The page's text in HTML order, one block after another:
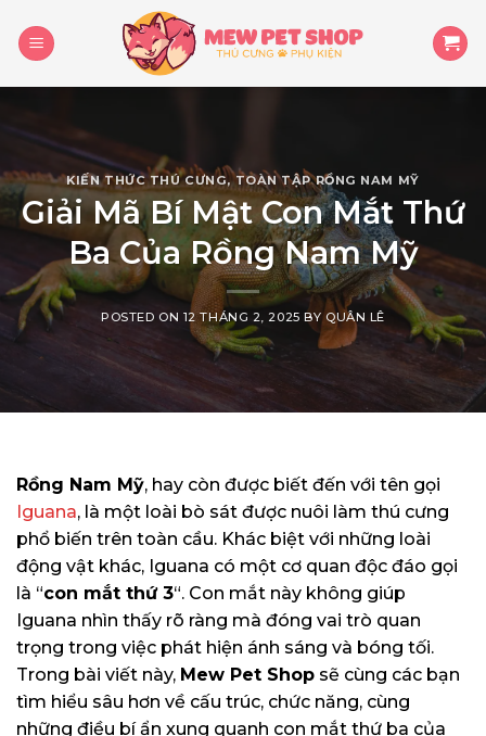
content
KIẾN THỨC THÚ CƯNG,TOÀN TẬP RỒNG NAM MỸ
Giải Mã Bí Mật Con Mắt Thứ
Ba Của Rồng Nam Mỹ
POSTED ON 12 THÁNG 2, 2025 BYQUÂN LÊ
Rồng Nam Mỹ, hay còn được biết đến với tên gọi
Iguana, là một loài bò sát được nuôi làm thú cưng
phổ biến trên toàn cầu. Khác biệt với những loài
động vật khác, Iguana có một cơ quan độc đáo gọi
là “con mắt thứ 3“. Con mắt này không giúp
Iguana nhìn thấy rõ ràng mà đóng vai trò quan
trọng trong việc phát hiện ánh sáng và bóng tối.
Trong bài viết này, Mew Pet Shop sẽ cùng các bạn
tìm hiểu sâu hơn về cấu trúc, chức năng, cùng
những điều bí ẩn xung quanh con mắt thứ ba của